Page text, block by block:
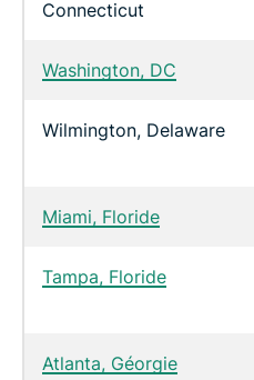
Connecticut
Washington, DC
Wilmington, Delaware
Miami, Floride
Tampa, Floride
Atlanta, Géorgie